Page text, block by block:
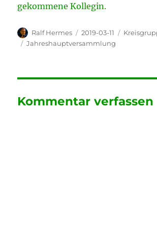
gekommene Kollegin.
Autor
Ralf Hermes
Veröffentlicht
am
2019-03-11
Schlagwörter
Jahreshauptversammlung
Kommentar verfassen